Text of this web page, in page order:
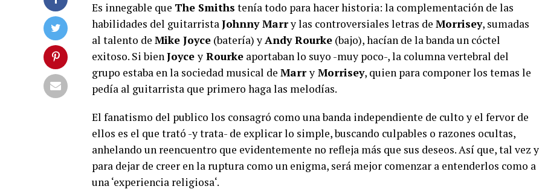
Es innegable que The Smiths tenía todo para hacer historia: la complementación de las
habilidades del guitarristaJohnny Marry las controversiales letras de Morrisey, sumadas
al talento de Mike Joyce (batería) yAndy Rourke (bajo), hacían de la banda un cóctel
exitoso. Si bienJoycey Rourke aportaban lo suyo -muy poco-, la columna vertebral del
grupo estaba en la sociedad musical de Marry Morrisey, quien para componer los temas le
pedía al guitarrista que primero haga las melodías.
El fanatismo del publico los consagró como una banda independiente de culto y el fervor de
ellos es el que trató -y trata- de explicar lo simple, buscando culpables o razones ocultas,
anhelando un reencuentro que evidentemente no refleja más que sus deseos. Así que, tal vez y
para dejar de creer en la ruptura como un enigma, será mejor comenzar a entenderlos como a
una ‘experiencia religiosa‘.